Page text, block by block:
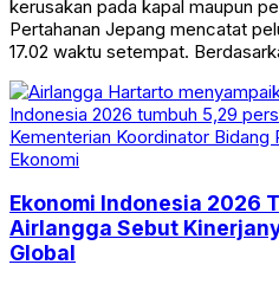
kerusakan pada kapal maupun
Pertahanan Jepang mencatat
17.02 waktu setempat.
Ekonomi
Ekonomi Indonesia 2026
Airlangga Sebut
Global